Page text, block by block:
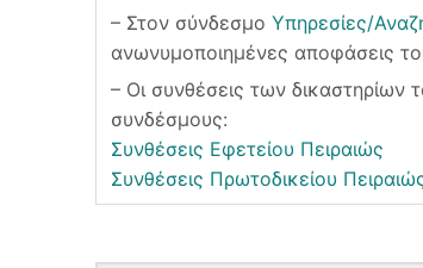
– Στον σύνδεσμο Υπηρεσίες/
ανωνυμοποιημένες αποφάσεις
– Οι συνθέσεις των δικαστηρίων
συνδέσμους:
Συνθέσεις Εφετείου Πειραιώς
Συνθέσεις Πρωτοδικείου